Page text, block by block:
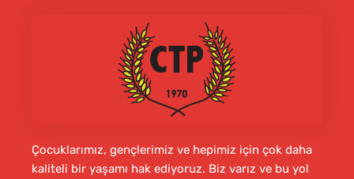
Çocuklarımız, gençlerimiz ve hepimiz için çok daha
kaliteli bir yaşamı hak ediyoruz. Biz varız ve bu yol